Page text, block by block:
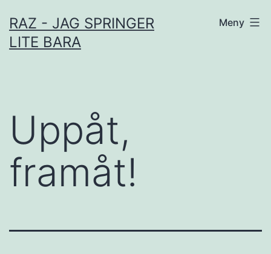
till
innehåll
RAZ - JAG SPRINGER
LITE BARA
Meny
Uppåt,
framåt!